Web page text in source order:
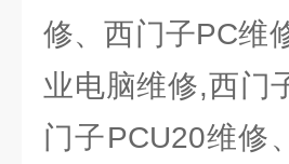
修、西门子PC维
业电脑维修,西门
门子PCU20维修